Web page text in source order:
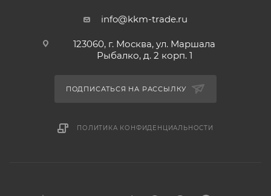
info@kkm-trade.ru
123060, г. Москва, ул. Маршала
Рыбалко, д. 2 корп. 1
ПОДПИСАТЬСЯ НА РАССЫЛКУ
ПОЛИТИКА КОНФИДЕНЦИАЛЬНОСТИ